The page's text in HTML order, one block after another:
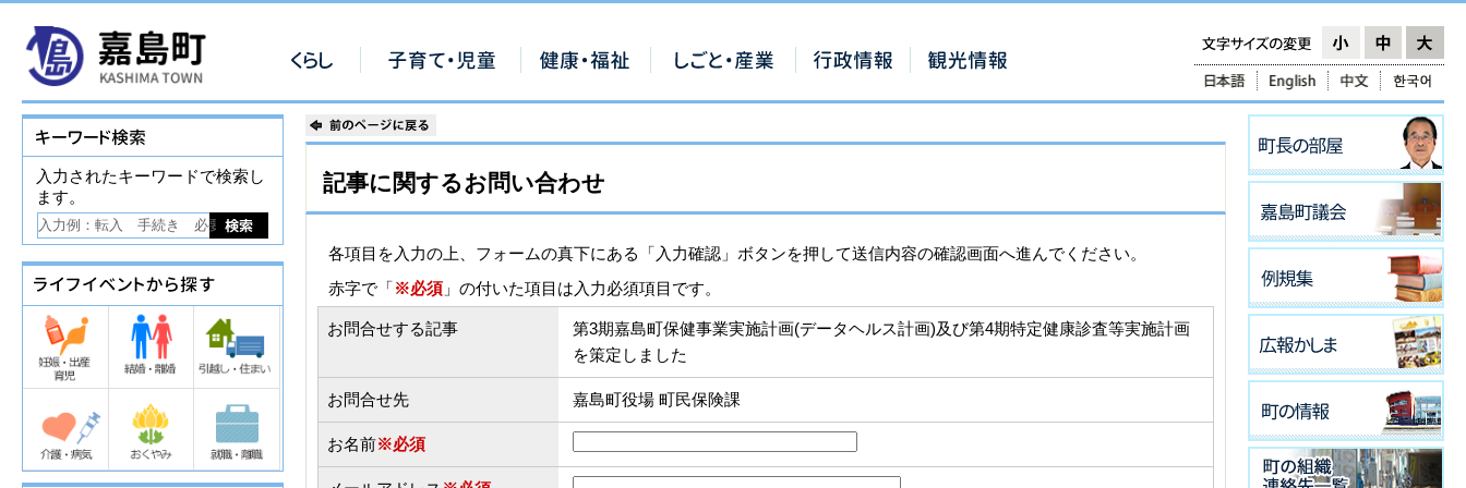
記事に関するお問い合わせ
各項目を入力の上、フォームの真下にある「入力確認」ボタンを押して送信内容の確認画面へ進んでください。
赤字で「※必須 」の付いた項目は入力必須項目です。
お問合せする記事
第3期嘉島町保健事業実施計画(データヘルス計画)及び第4期特定健康診査等実施計画
を策定しました
お問合せ先 嘉島町役場 町民保険課
お名前※必須
入力されたキーワードで検索し
ます。